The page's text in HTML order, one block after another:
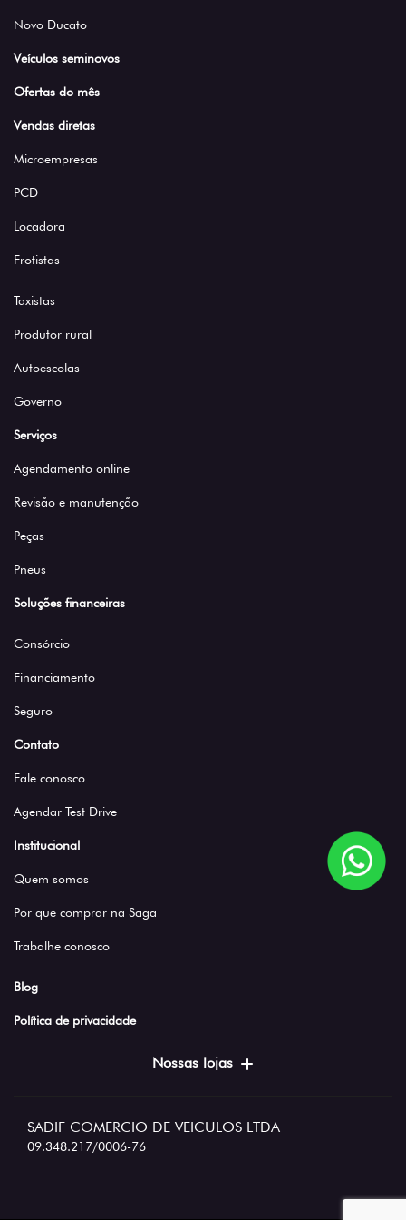
Novo Ducato
Veículos seminovos
Ofertas do mês
Vendas diretas
Microempresas
PCD
Locadora
Frotistas
Taxistas
Produtor rural
Autoescolas
Governo
Serviços
Agendamento online
Revisão e manutenção
Peças
Pneus
Soluções financeiras
Consórcio
Financiamento
Seguro
Contato
Fale conosco
Agendar Test Drive
Institucional
Quem somos
Por que comprar na Saga
Trabalhe conosco
Blog
Política de privacidade
Nossas lojas
SADIF COMERCIO DE VEICULOS LTDA
09.348.217/0006-76